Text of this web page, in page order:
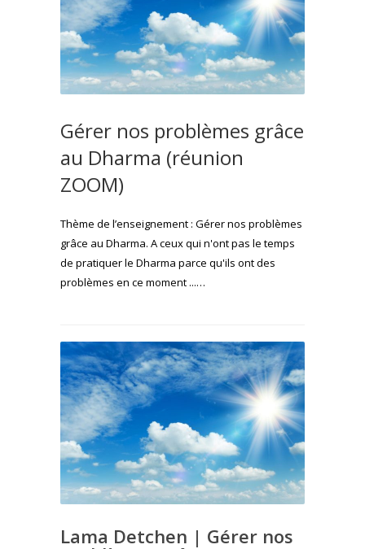
Gérer nos problèmes grâce
au Dharma (réunion
ZOOM)
Thème de l’enseignement : Gérer nos problèmes
grâce au Dharma. A ceux qui n'ont pas le temps
de pratiquer le Dharma parce qu'ils ont des
problèmes en ce moment ...…
Lama Detchen | Gérer nos